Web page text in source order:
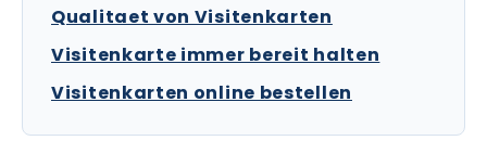
Qualitaet von Visitenkarten
Visitenkarte immer bereit halten
Visitenkarten online bestellen